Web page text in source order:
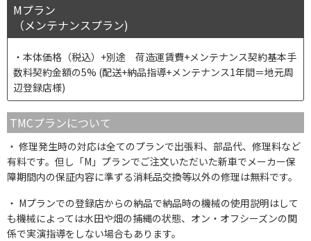
Mプラン
（メンテナンスプラン)
本体価格（税込）+別途 荷造運賃費+メンテナンス契約基本手
数料契約金額の5% (配送+納品指導+メンテナンス1年間＝地元周
辺登録店様)
TMCプランについて
修理発生時の対応は全てのプランで出張料、部品代、修理料など
有料です。但し「M」プランでご注文いただいた新車でメーカー保
障期間内の保証内容に準ずる消耗品交換等以外の修理は無料です。
Mプランでの登録店からの納品で納品時の機械の使用説明はして
も機械によっては水田や畑の捕縄の状態、オン・オフシーズンの関
係で実演指導をしない場合もあります。